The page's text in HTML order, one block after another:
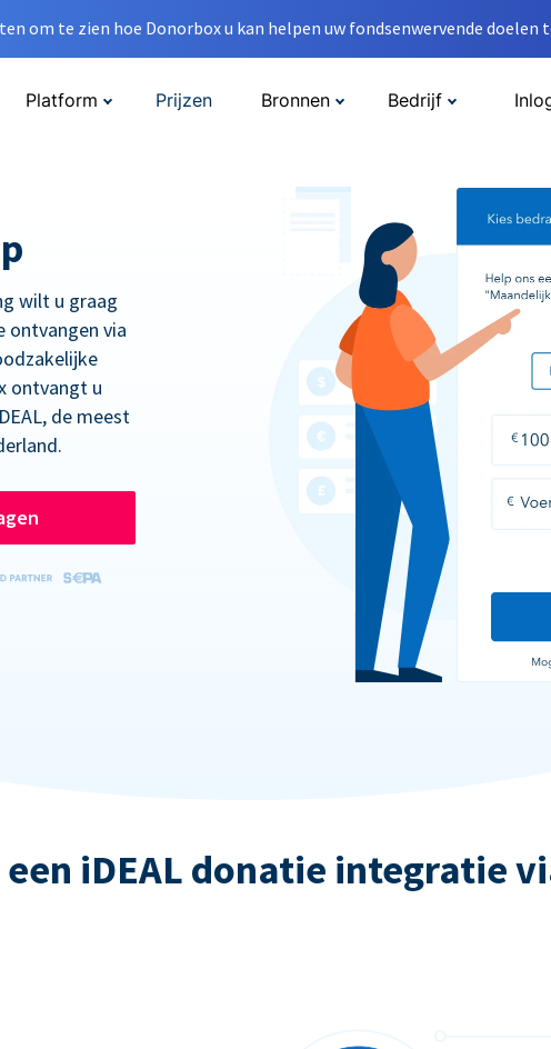
om te zien hoe Donorbox u kan helpen uw fondsenwervende doelen
Platform Prijzen Bronnen Bedrijf
wilt u graag
ontvangen via
ontvangt u
de meest
iDEAL donatie integratie